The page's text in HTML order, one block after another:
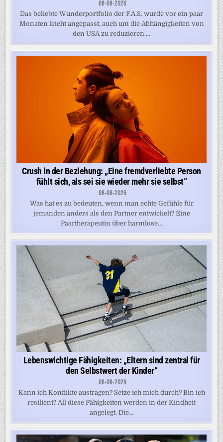
08-08-2026
Das beliebte Wunderportfolio der F.A.S. wurde vor ein paar
Monaten leicht angepasst, auch um die Abhängigkeiten von
den USA zu reduzieren....
Crush in der Beziehung: „Eine fremdverliebte Person
fühlt sich, als sei sie wieder mehr sie selbst“
08-08-2026
Was hat es zu bedeuten, wenn man echte Gefühle für
jemanden anders als den Partner entwickelt? Eine
Paartherapeutin über harmlose...
Lebenswichtige Fähigkeiten: „Eltern sind zentral für
den Selbstwert der Kinder“
08-08-2026
Kann ich Konflikte austragen? Setze ich mich durch? Bin ich
resilient? All diese Fähigkeiten werden in der Kindheit
angelegt. Die...